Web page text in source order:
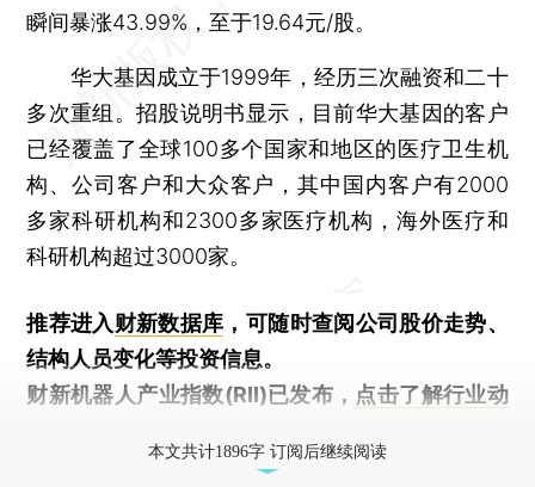
瞬间暴涨43.99%，至于19.64元/股。
华大基因成立于1999年，经历三次融资和二十
多次重组。招股说明书显示，目前华大基因的客户
已经覆盖了全球100多个国家和地区的医疗卫生机
构、公司客户和大众客户，其中国内客户有2000
多家科研机构和2300多家医疗机构，海外医疗和
科研机构超过3000家。
推荐进入财新数据库 ，可随时查阅公司股价走势、
结构人员变化等投资信息。
财新机器人产业指数(RII)已发布， 点击了解行业动
本文共计1896字 订阅后继续阅读